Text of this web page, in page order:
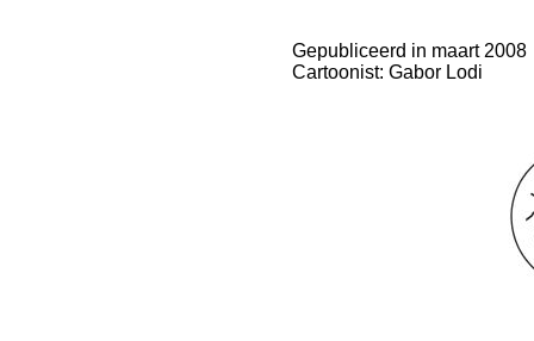
Gepubliceerd in maart 2008
Cartoonist: Gabor Lodi